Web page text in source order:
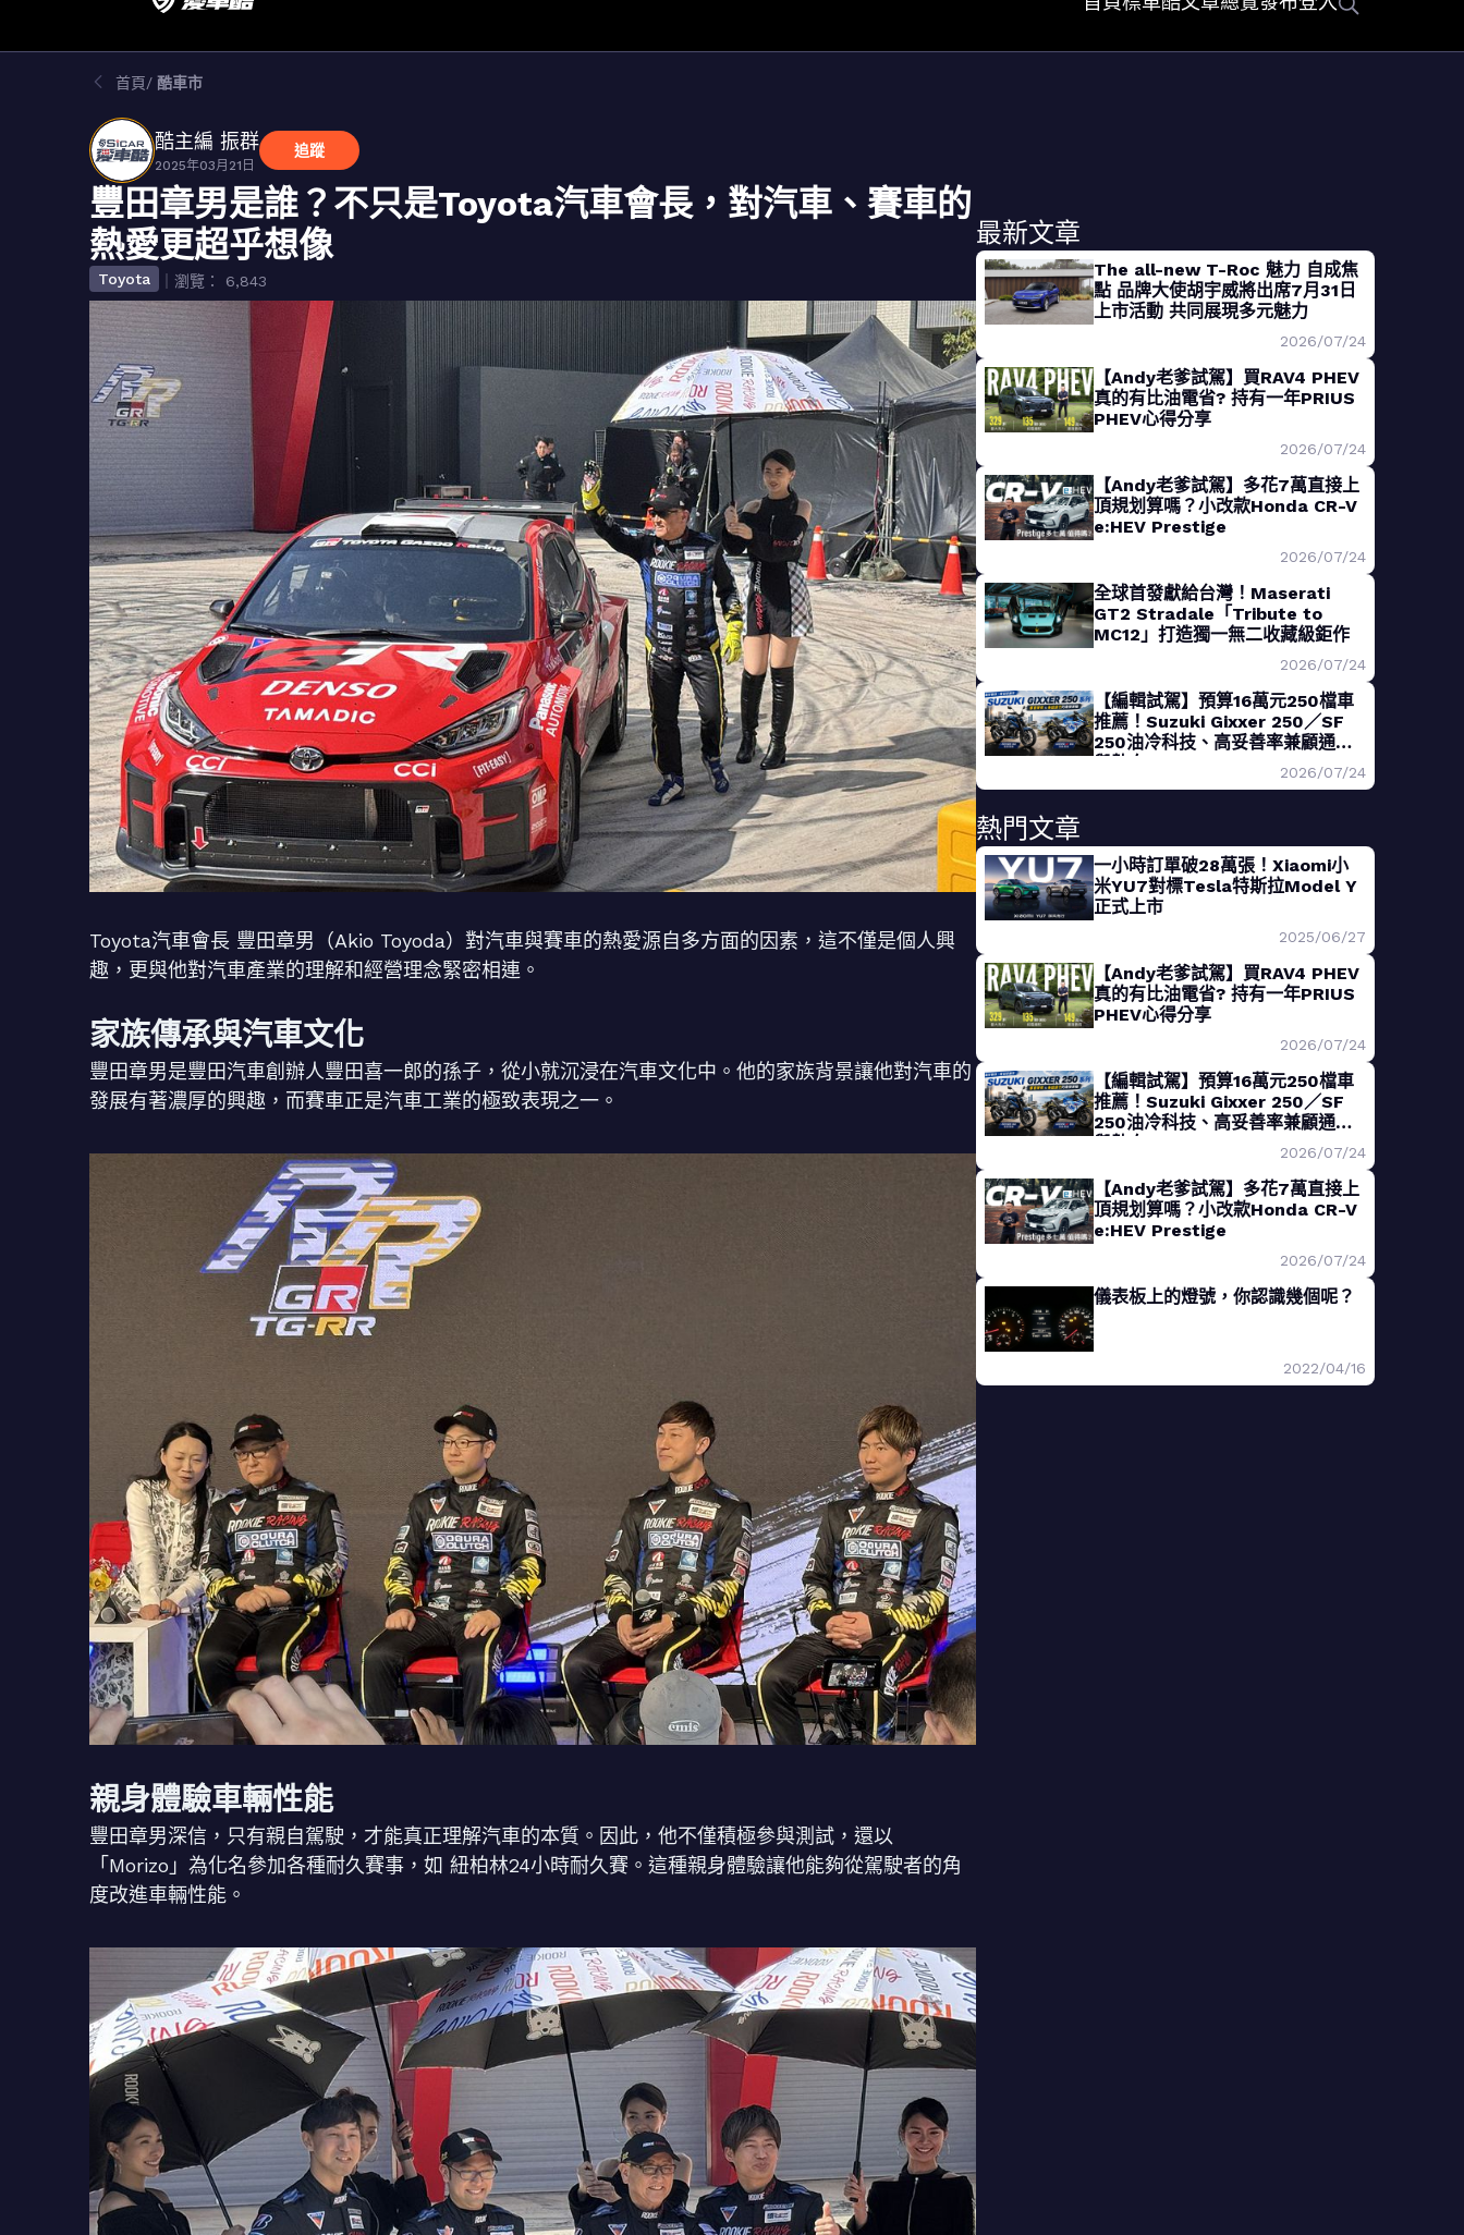
首頁 酷車市
酷主編 振群
2025年03月21日
追蹤
豐田章男是誰？不只是Toyota汽車會長，對汽車、賽車的
熱愛更超乎想像
Toyota ｜瀏覽： 6,843
Toyota汽車會長 豐田章男（Akio Toyoda）對汽車與賽車的熱愛源自多方面的因素，這不僅是個人興
趣，更與他對汽車產業的理解和經營理念緊密相連。
家族傳承與汽車文化
豐田章男是豐田汽車創辦人豐田喜一郎的孫子，從小就沉浸在汽車文化中。他的家族背景讓他對汽車的
發展有著濃厚的興趣，而賽車正是汽車工業的極致表現之一。
親身體驗車輛性能
豐田章男深信，只有親自駕駛，才能真正理解汽車的本質。因此，他不僅積極參與測試，還以
「Morizo」為化名參加各種耐久賽事，如 紐柏林24小時耐久賽。這種親身體驗讓他能夠從駕駛者的角
度改進車輛性能。
最新文章
The all-new T-Roc 魅力 自成焦
點 品牌大使胡宇威將出席7月31日
上市活動 共同展現多元魅力
2026/07/24
【Andy老爹試駕】買RAV4 PHEV
真的有比油電省? 持有一年PRIUS
PHEV心得分享
2026/07/24
【Andy老爹試駕】多花7萬直接上
頂規划算嗎？小改款Honda CR-V
e:HEV Prestige
2026/07/24
全球首發獻給台灣！Maserati
GT2 Stradale「Tribute to
MC12」打造獨一無二收藏級鉅作
2026/07/24
【編輯試駕】預算16萬元250檔車
推薦！Suzuki Gixxer 250／SF
250油冷科技、高妥善率兼顧通勤
與熱血
2026/07/24
熱門文章
一小時訂單破28萬張！Xiaomi小
米YU7對標Tesla特斯拉Model Y
正式上市
2025/06/27
【Andy老爹試駕】買RAV4 PHEV
真的有比油電省? 持有一年PRIUS
PHEV心得分享
2026/07/24
【編輯試駕】預算16萬元250檔車
推薦！Suzuki Gixxer 250／SF
250油冷科技、高妥善率兼顧通勤
與熱血
2026/07/24
【Andy老爹試駕】多花7萬直接上
頂規划算嗎？小改款Honda CR-V
e:HEV Prestige
2026/07/24
儀表板上的燈號，你認識幾個呢？
2022/04/16